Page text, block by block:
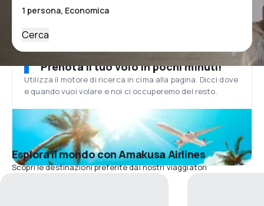
Cerca
Prenota il tuo volo in pochi minuti!
Utilizza il motore di ricerca in cima alla pagina. Dicci dove
e quando vuoi volare e noi ci occuperemo del resto.
Esplora il mondo con Amakusa Airlines
Scopri le destinazioni preferite dai nostri viaggiatori